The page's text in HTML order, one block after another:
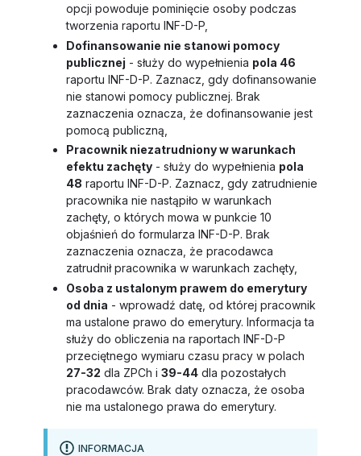
opcji powoduje pominięcie osoby podczas
tworzenia raportu INF-D-P,
Dofinansowanie nie stanowi pomocy
publicznej - służy do wypełnienia pola 46
raportu INF-D-P. Zaznacz, gdy dofinansowanie
nie stanowi pomocy publicznej. Brak
zaznaczenia oznacza, że dofinansowanie jest
pomocą publiczną,
Pracownik niezatrudniony w warunkach
efektu zachęty - służy do wypełnienia pola
48 raportu INF-D-P. Zaznacz, gdy zatrudnienie
pracownika nie nastąpiło w warunkach
zachęty, o których mowa w punkcie 10
objaśnień do formularza INF-D-P. Brak
zaznaczenia oznacza, że pracodawca
zatrudnił pracownika w warunkach zachęty,
Osoba z ustalonym prawem do emerytury
od dnia - wprowadź datę, od której pracownik
ma ustalone prawo do emerytury. Informacja ta
służy do obliczenia na raportach INF-D-P
przeciętnego wymiaru czasu pracy w polach
27-32 dla ZPCh i 39-44 dla pozostałych
pracodawców. Brak daty oznacza, że osoba
nie ma ustalonego prawa do emerytury.
INFORMACJA